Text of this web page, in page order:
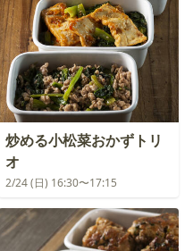
炒める小松菜おかずトリ
オ
2/24 (日) 16:30〜17:15